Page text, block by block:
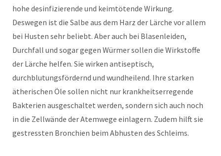
hohe desinfizierende und keimtötende Wirkung.
Deswegen ist die Salbe aus dem Harz der Lärche vor allem
bei Husten sehr beliebt. Aber auch bei Blasenleiden,
Durchfall und sogar gegen Würmer sollen die Wirkstoffe
der Lärche helfen. Sie wirken antiseptisch,
durchblutungsfördernd und wundheilend. Ihre starken
ätherischen Öle sollen nicht nur krankheitserregende
Bakterien ausgeschaltet werden, sondern sich auch noch
in die Zellwände der Atemwege einlagern. Zudem hilft sie
gestressten Bronchien beim Abhusten des Schleims.